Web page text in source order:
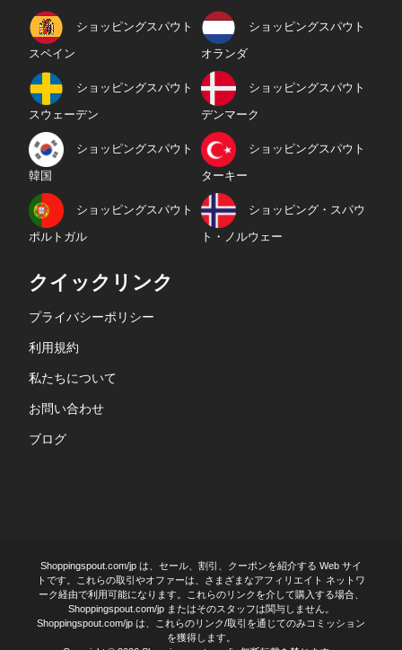
ショッピングスパウト
スペイン
ショッピングスパウト
オランダ
ショッピングスパウト
スウェーデン
ショッピングスパウト
デンマーク
ショッピングスパウト
韓国
ショッピングスパウト
ターキー
ショッピングスパウト
ポルトガル
ショッピング・スパウ
ト・ノルウェー
クイックリンク
プライバシーポリシー
利用規約
私たちについて
お問い合わせ
ブログ
Shoppingspout.com/jp は、セール、割引、クーポンを紹介する Web サイ
トです。これらの取引やオファーは、さまざまなアフィリエイト ネットワ
ーク経由で利用可能になります。これらのリンクを介して購入する場合、
Shoppingspout.com/jp またはそのスタッフは関与しません。
Shoppingspout.com/jp は、これらのリンク/取引を通じてのみコミッション
を獲得します。